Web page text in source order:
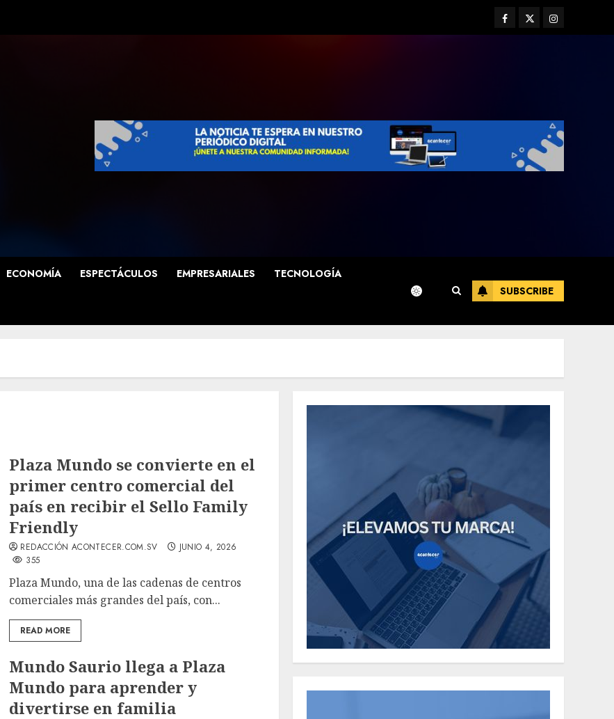
Facebook
TwitterInstagram
ECONOMÍA ESPECTÁCULOS EMPRESARIALES TECNOLOGÍA
SUBSCRIBE
Plaza Mundo se convierte en el
primer centro comercial del
país en recibir el Sello Family
Friendly
REDACCIÓN ACONTECER.COM.SV
JUNIO 4, 2026
355
Plaza Mundo, una de las cadenas de centros
comerciales más grandes del país, con...
READ MORE
Mundo Saurio llega a Plaza
Mundo para aprender y
divertirse en familia
Uncategorized
How Many of These
Italian Foods Have
You Tried?